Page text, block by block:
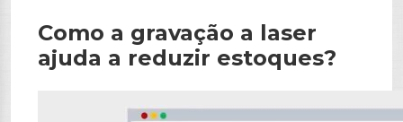
Como a gravação a laser
ajuda a reduzir estoques?